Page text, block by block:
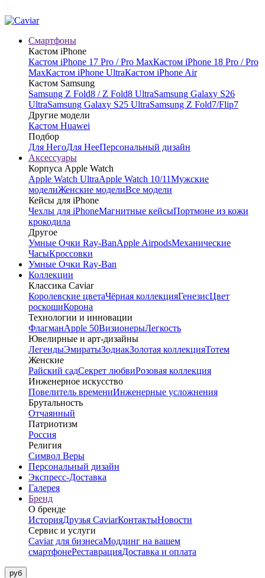
Смартфоны
Кастом iPhone
Кастом iPhone 17 Pro / Pro MaxКастом iPhone 18 Pro / Pro
MaxКастом iPhone UltraКастом iPhone Air
Кастом Samsung
Samsung Z Fold8 / Z Fold8 UltraSamsung Galaxy S26
UltraSamsung Galaxy S25 UltraSamsung Z Fold7/Flip7
Другие модели
Кастом Huawei
Подбор
Для НегоДля НееПерсональный дизайн
Аксессуары
Корпуса Apple Watch
Apple Watch UltraApple Watch 10/11Мужские
моделиЖенские моделиВсе модели
Кейсы для iPhone
Чехлы для iPhoneМагнитные кейсыПортмоне из кожи
крокодила
Другое
Умные Очки Ray-BanApple AirpodsМеханические
ЧасыКроссовки
Умные Очки Ray-Ban
Коллекции
Классика Caviar
Королевские цветаЧёрная коллекцияГенезисЦвет
роскошиКорона
Технологии и инновации
ФлагманApple 50ВизионерыЛегкость
Ювелирные и арт-дизайны
ЛегендыЭмиратыЗодиакЗолотая коллекцияТотем
Женские
Райский садСекрет любвиРозовая коллекция
Инженерное искусство
Повелитель времениИнженерные усложнения
Брутальность
Отчаянный
Патриотизм
Россия
Религия
Символ Веры
Персональный дизайн
Экспресс-Доставка
Галерея
Бренд
О бренде
ИсторияДрузья CaviarКонтактыНовости
Сервис и услуги
Caviar для бизнесаМоддинг на вашем
смартфонеРеставрацияДоставка и оплата
руб